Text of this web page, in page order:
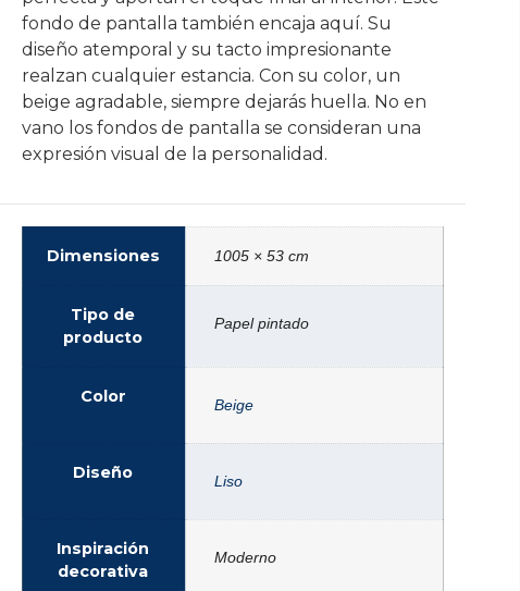
fondo de pantalla también encaja aquí. Su
diseño atemporal y su tacto impresionante
realzan cualquier estancia. Con su color, un
beige agradable, siempre dejarás huella. No en
vano los fondos de pantalla se consideran una
expresión visual de la personalidad.
Dimensiones 1005 × 53 cm
Tipo de
producto
Papel pintado
Color Beige
Diseño Liso
Inspiración
decorativa
Moderno